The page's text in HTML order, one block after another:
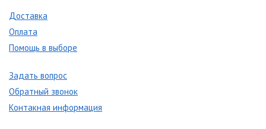
Доставка
Оплата
Помощь в выборе
Задать вопрос
Обратный звонок
Контакная информация